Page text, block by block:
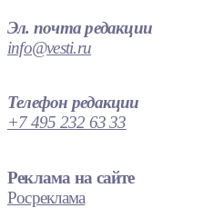
Эл. почта редакции
info@vesti.ru
Телефон редакции
+7 495 232 63 33
Реклама на сайте
Росреклама